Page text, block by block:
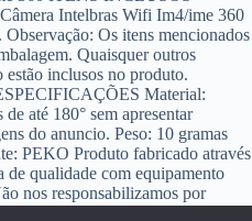
Intelbras Wifi Im4/ime 360
Observação: Os itens mencionados
Quaisquer outros
estão inclusos no produto.
Material:
até 180° sem apresentar
do anuncio. Peso: 10 gramas
PEKO Produto fabricado através
de qualidade com equipamento
nos responsabilizamos por